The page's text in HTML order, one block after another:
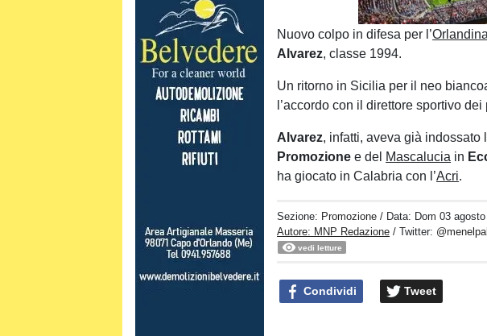
Unmute
Loaded:
100.00%
Nuovo colpo in difesa per l’Orlandina
Alvarez, classe 1994.
Un ritorno in Sicilia per il neo
l’accordo con il direttore sportivo
Alvarez, infatti, aveva già
Promozionee del Mascalucia in
ha giocato in Calabria con l’Acri.
Sezione: Promozione / Data: Dom 03
Autore: MNP Redazione / Twitter:
vedi letture
Condividi Tweet